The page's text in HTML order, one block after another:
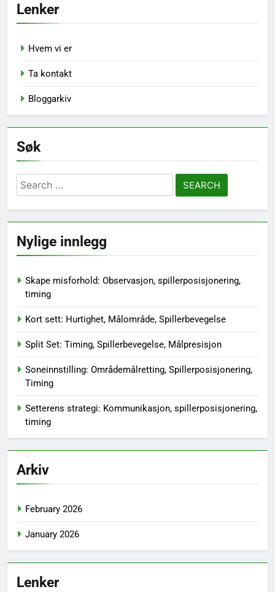
Lenker
Hvem vi er
Ta kontakt
Bloggarkiv
Søk
Search
for:
Nylige innlegg
Skape misforhold: Observasjon, spillerposisjonering,
timing
Kort sett: Hurtighet, Målområde, Spillerbevegelse
Split Set: Timing, Spillerbevegelse, Målpresisjon
Soneinnstilling: Områdemålretting, Spillerposisjonering,
Timing
Setterens strategi: Kommunikasjon, spillerposisjonering,
timing
Arkiv
February 2026
January 2026
Lenker